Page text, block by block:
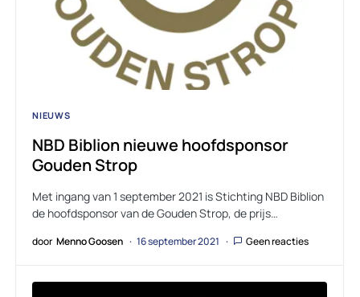
NIEUWS
NBD Biblion nieuwe hoofdsponsor
Gouden Strop
Met ingang van 1 september 2021 is Stichting NBD Biblion
de hoofdsponsor van de Gouden Strop, de prijs…
door Menno Goosen 16 september 2021 Geen reacties